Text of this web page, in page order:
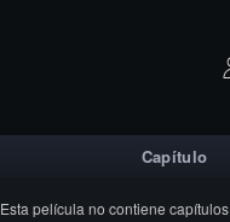
Capítulo
Esta película no contiene capítulos